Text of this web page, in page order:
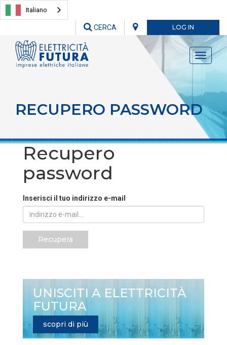
Italiano
LOG IN
CERCA
Toggle
RECUPERO PASSWORD
Recupero
password
Inserisci il tuo indirizzo e-mail
Recupera
UNISCITI A ELETTRICITÀ
FUTURA
scopri di più